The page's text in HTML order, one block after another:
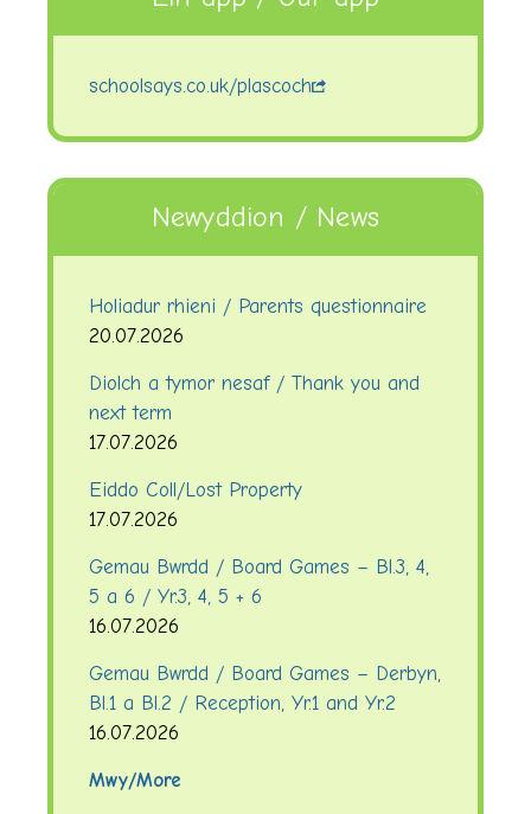
schoolsays.co.uk/plascoch
Newyddion / News
Holiadur rhieni / Parents questionnaire
20.07.2026
Diolch a tymor nesaf / Thank you and
next term
17.07.2026
Eiddo Coll/Lost Property
17.07.2026
Gemau Bwrdd / Board Games – Bl.3, 4,
5 a 6 / Yr.3, 4, 5 + 6
16.07.2026
Gemau Bwrdd / Board Games – Derbyn,
Bl.1 a Bl.2 / Reception, Yr.1 and Yr.2
16.07.2026
Mwy/More